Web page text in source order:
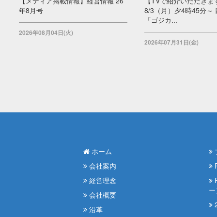
年8月号
2026年08月04日(火)
8/3（月）夕4時45分～
「ゴジカ...
2026年07月31日(金)
ホーム
会社案内
経営理念
会社概要
沿革